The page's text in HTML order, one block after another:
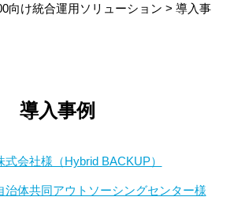
向け統合運用ソリューション > 導入事
導入事例
会社様（Hybrid BACKUP）
治体共同アウトソーシングセンター様